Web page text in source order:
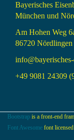
Bayerisches
München und
Am Hohen Weg
86720 Nördlingen
+49 9081 24309
Bootstrap is a front-end
Font Awesome font